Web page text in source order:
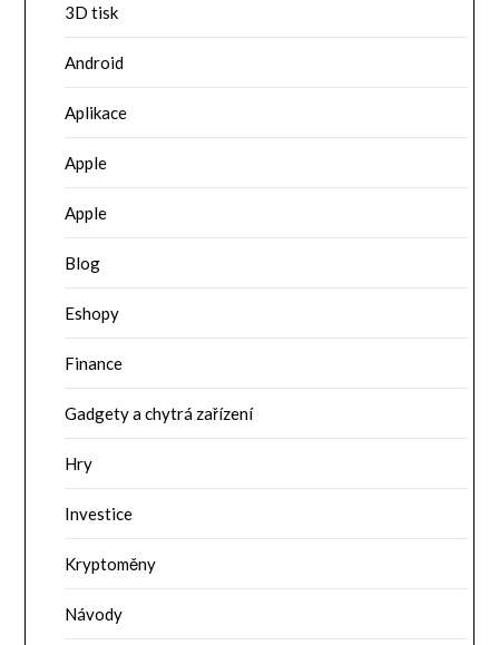
3D tisk
Android
Aplikace
Apple
Apple
Blog
Eshopy
Finance
Gadgety a chytrá zařízení
Hry
Investice
Kryptoměny
Návody